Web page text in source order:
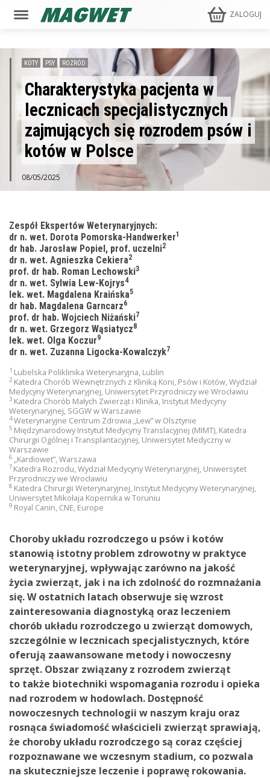
ZALOGUJ
KOTY PSY ROZRÓD
Charakterystyka pacjenta w
lecznicach specjalistycznych
zajmujących się rozrodem psów i
kotów w Polsce
08/05/2025
Zespół Ekspertów Weterynaryjnych:
dr n. wet. Dorota Pomorska-Handwerker1
dr hab. Jarosław Popiel, prof. uczelni2
dr n. wet. Agnieszka Cekiera2
prof. dr hab. Roman Lechowski3
dr n. wet. Sylwia Lew-Kojrys4
lek. wet. Magdalena Kraińska5
dr hab. Magdalena Garncarz6
prof. dr hab. Wojciech Niżański7
dr n. wet. Grzegorz Wąsiatycz8
lek. wet. Olga Koczur9
dr n. wet. Zuzanna Ligocka-Kowalczyk7
1 Lubelska Poliklinika Weterynaryjna, Lublin
2 Katedra Chorób Wewnętrznych z Kliniką Koni, Psów i Kotów, Wydział
Medycyny Weterynaryjnej, Uniwersytet Przyrodniczy we Wrocławiu
3 Katedra Chorób Małych Zwierząt i Klinika, Instytut Medycyny
Weterynaryjnej, SGGW w Warszawie
4Weterynaryjne Centrum Zdrowia „Lew” w Olsztynie
5 Międzynarodowy Instytut Medycyny Translacyjnej (MIMT), Katedra
Chirurgii Ogólnej i Transplantacyjnej, Uniwersytet Medyczny w
Warszawie
6 „Kardiowet”, Warszawa
7 Katedra Rozrodu, Wydział Medycyny Weterynaryjnej, Uniwersytet
Przyrodniczy we Wrocławiu
8 Katedra Chirurgii Weterynaryjnej, Instytut Medycyny Weterynaryjnej,
Uniwersytet Mikołaja Kopernika w Toruniu
9 Royal Canin, CNE, Europe
Choroby układu rozrodczego u psów i kotów
stanowią istotny problem zdrowotny w praktyce
weterynaryjnej, wpływając zarówno na jakość
życia zwierząt, jak i na ich zdolność do rozmnażania
się. W ostatnich latach obserwuje się wzrost
zainteresowania diagnostyką oraz leczeniem
chorób układu rozrodczego u zwierząt domowych,
szczególnie w lecznicach specjalistycznych, które
oferują zaawansowane metody i nowoczesny
sprzęt. Obszar związany z rozrodem zwierząt
to także biotechniki wspomagania rozrodu i opieka
nad rozrodem w hodowlach. Dostępność
nowoczesnych technologii w naszym kraju oraz
rosnąca świadomość właścicieli zwierząt sprawiają,
że choroby układu rozrodczego są coraz częściej
rozpoznawane we wczesnym stadium, co pozwala
na skuteczniejsze leczenie i poprawę rokowania.